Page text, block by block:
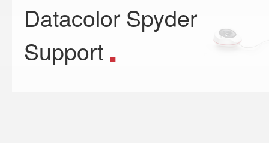
Datacolor Spyder
Support
Suche